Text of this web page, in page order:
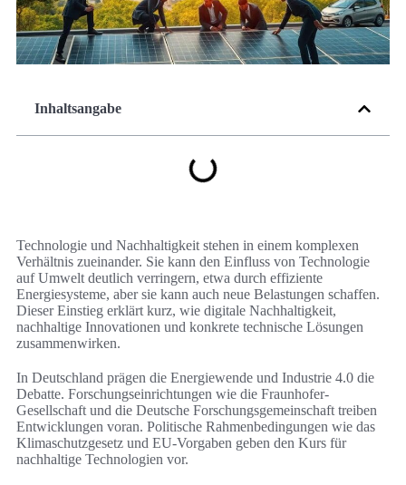
Inhaltsangabe
Technologie und Nachhaltigkeit stehen in einem komplexen
Verhältnis zueinander. Sie kann den Einfluss von Technologie
auf Umwelt deutlich verringern, etwa durch effiziente
Energiesysteme, aber sie kann auch neue Belastungen schaffen.
Dieser Einstieg erklärt kurz, wie digitale Nachhaltigkeit,
nachhaltige Innovationen und konkrete technische Lösungen
zusammenwirken.
In Deutschland prägen die Energiewende und Industrie 4.0 die
Debatte. Forschungseinrichtungen wie die Fraunhofer-
Gesellschaft und die Deutsche Forschungsgemeinschaft treiben
Entwicklungen voran. Politische Rahmenbedingungen wie das
Klimaschutzgesetz und EU-Vorgaben geben den Kurs für
nachhaltige Technologien vor.